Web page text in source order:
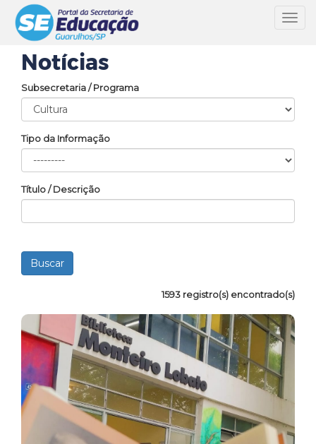
Notícias
Subsecretaria / Programa
Tipo da Informação
Título / Descrição
1593 registro(s) encontrado(s)